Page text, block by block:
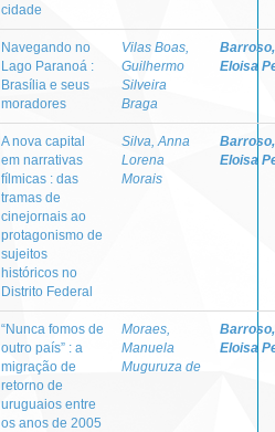
cidade
Navegando no
Lago Paranoá :
Brasília e seus
moradores
Vilas Boas,
Guilhermo
Silveira
Braga
Barroso,
Eloisa
A nova capital
em narrativas
fílmicas : das
tramas de
cinejornais ao
protagonismo de
sujeitos
históricos no
Distrito Federal
Silva, Anna
Lorena
Morais
Barroso,
Eloisa
“Nunca fomos de
outro país” : a
migração de
retorno de
uruguaios entre
os anos de 2005
Moraes,
Manuela
Muguruza de
Barroso,
Eloisa